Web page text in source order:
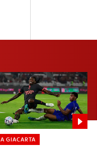
A GIACARTA